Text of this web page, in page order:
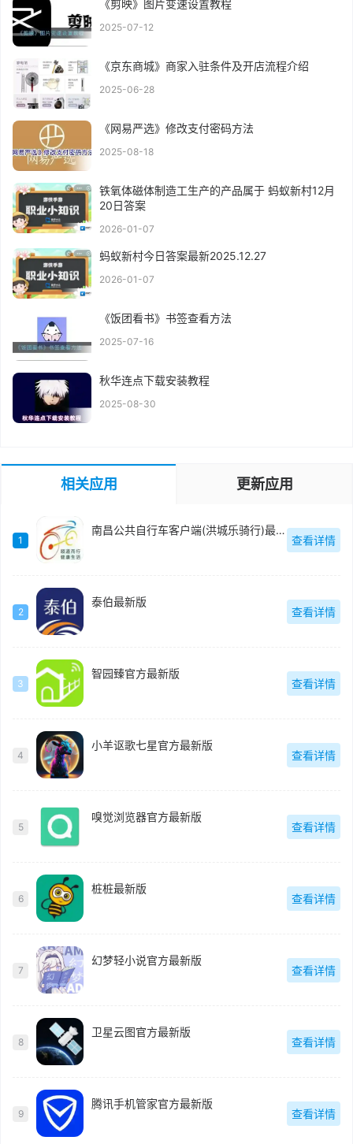
《剪映》图片变速设置教程
2025-07-12
《京东商城》商家入驻条件及开店流程介绍
2025-06-28
《网易严选》修改支付密码方法
2025-08-18
铁氧体磁体制造工生产的产品属于 蚂蚁新村12月
20日答案
2026-01-07
蚂蚁新村今日答案最新2025.12.27
2026-01-07
《饭团看书》书签查看方法
2025-07-16
秋华连点下载安装教程
2025-08-30
相关应用 更新应用
1
南昌公共自行车客户端(洪城乐骑行)最新版
查看详情
2
泰伯最新版
查看详情
3
智园臻官方最新版
查看详情
4
小羊讴歌七星官方最新版
查看详情
5
嗅觉浏览器官方最新版
查看详情
6
桩桩最新版
查看详情
7
幻梦轻小说官方最新版
查看详情
8
卫星云图官方最新版
查看详情
9
腾讯手机管家官方最新版
查看详情